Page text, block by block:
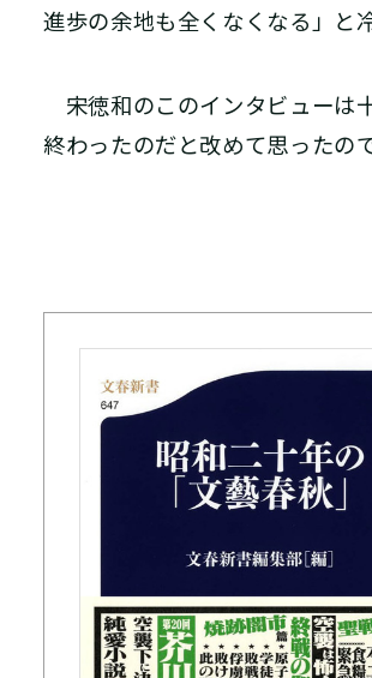
進歩の余地も全くなくなる」と
宋徳和のこのインタビューは
終わったのだと改めて思ったの